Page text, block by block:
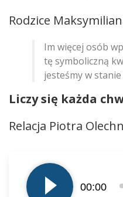
Rodzice
Im więcej osób
tę symboliczną
jesteśmy w
Liczy się każda
Relacja Piotra
plików
dźwiękowych
00:00